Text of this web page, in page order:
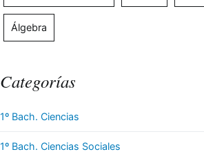
Álgebra
Categorías
1º Bach. Ciencias
1º Bach. Ciencias Sociales